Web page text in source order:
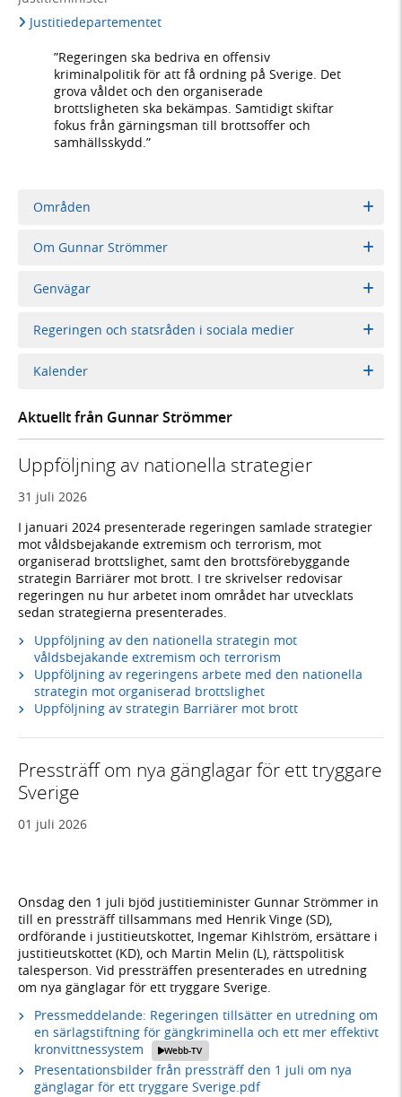
Justitiedepartementet
”Regeringen ska bedriva en offensiv
kriminalpolitik för att få ordning på Sverige. Det
grova våldet och den organiserade
brottsligheten ska bekämpas. Samtidigt skiftar
fokus från gärningsman till brottsoffer och
samhällsskydd.”
Områden
Om Gunnar Strömmer
Genvägar
Regeringen och statsråden i sociala medier
Kalender
Aktuellt från Gunnar Strömmer
Uppföljning av nationella strategier
31 juli 2026
I januari 2024 presenterade regeringen samlade strategier
mot våldsbejakande extremism och terrorism, mot
organiserad brottslighet, samt den brottsförebyggande
strategin Barriärer mot brott. I tre skrivelser redovisar
regeringen nu hur arbetet inom området har utvecklats
sedan strategierna presenterades.
Uppföljning av den nationella strategin mot
våldsbejakande extremism och terrorism
Uppföljning av regeringens arbete med den nationella
strategin mot organiserad brottslighet
Uppföljning av strategin Barriärer mot brott
Pressträff om nya gänglagar för ett tryggare
Sverige
01 juli 2026
Onsdag den 1 juli bjöd justitieminister Gunnar Strömmer in
till en pressträff tillsammans med Henrik Vinge (SD),
ordförande i justitieutskottet, Ingemar Kihlström, ersättare i
justitieutskottet (KD), och Martin Melin (L), rättspolitisk
talesperson. Vid pressträffen presenterades en utredning
om nya gänglagar för ett tryggare Sverige.
Pressmeddelande: Regeringen tillsätter en utredning om
en särlagstiftning för gängkriminella och ett mer effektivt
kronvittnessystem
Webb-TV
Presentationsbilder från pressträff den 1 juli om nya
gänglagar för ett tryggare Sverige.pdf